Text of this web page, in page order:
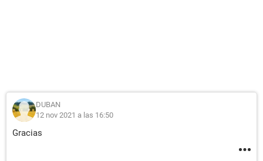
DUBAN
12 nov 2021 a las 16:50
Gracias